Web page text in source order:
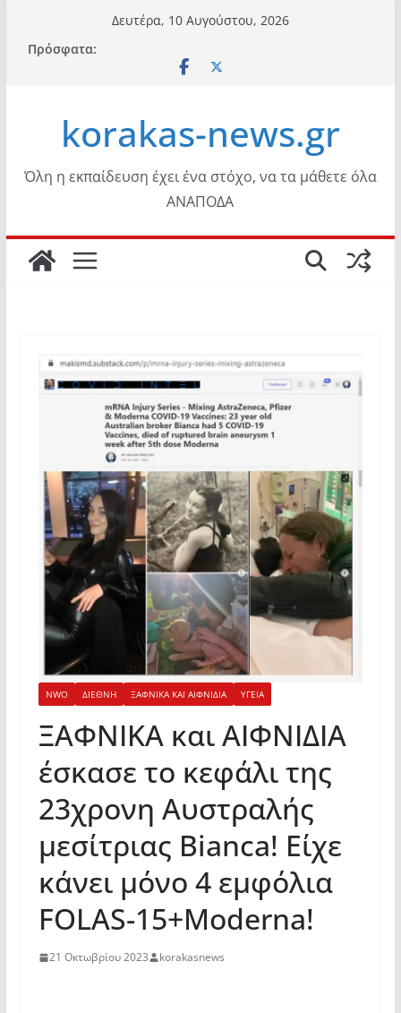
περιεχόμενο
Δευτέρα, 10 Αυγούστου, 2026
Πρόσφατα:
korakas-news.gr
Όλη η εκπαίδευση έχει ένα στόχο, να τα μάθετε όλα
ΑΝΑΠΟΔΑ
NWO ΔΙΕΘΝΗ ΞΑΦΝΙΚΑ ΚΑΙ ΑΙΦΝΙΔΙΑ ΥΓΕΙΑ
ΞΑΦΝΙΚΑ και ΑΙΦΝΙΔΙΑ
έσκασε το κεφάλι της
23χρονη Αυστραλής
μεσίτριας Bianca! Είχε
κάνει μόνο 4 εμφόλια
FOLAS-15+Moderna!
21 Οκτωβρίου 2023 korakasnews